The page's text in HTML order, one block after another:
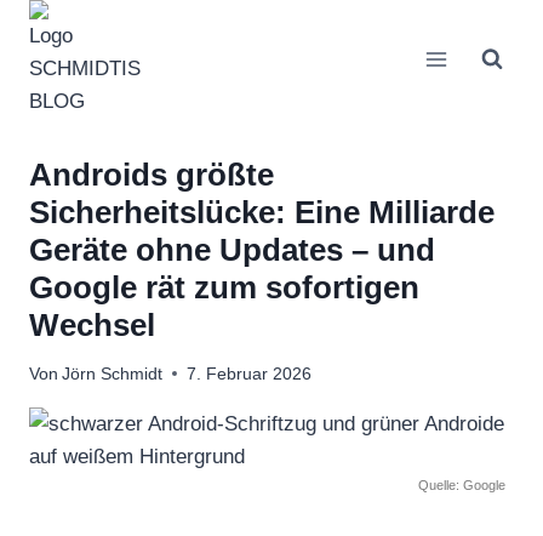
Zum
Inhalt
springen
Androids größte
Sicherheitslücke: Eine Milliarde
Geräte ohne Updates – und
Google rät zum sofortigen
Wechsel
Von Jörn Schmidt 7. Februar 2026
Quelle: Google